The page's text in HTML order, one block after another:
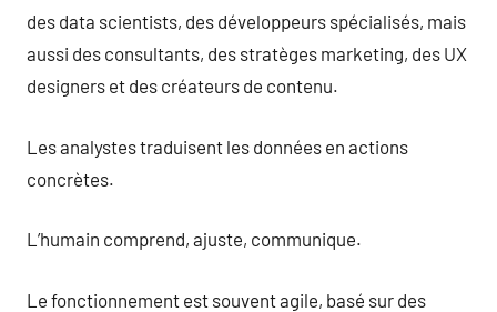
des data scientists, des développeurs spécialisés, mais
aussi des consultants, des stratèges marketing, des UX
designers et des créateurs de contenu.
Les analystes traduisent les données en actions
concrètes.
L’humain comprend, ajuste, communique.
Le fonctionnement est souvent agile, basé sur des